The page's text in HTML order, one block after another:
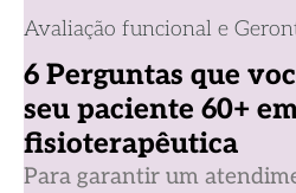
Avaliação funcional e
6 Perguntas que
seu paciente 60+
fisioterapêutica
Para garantir um